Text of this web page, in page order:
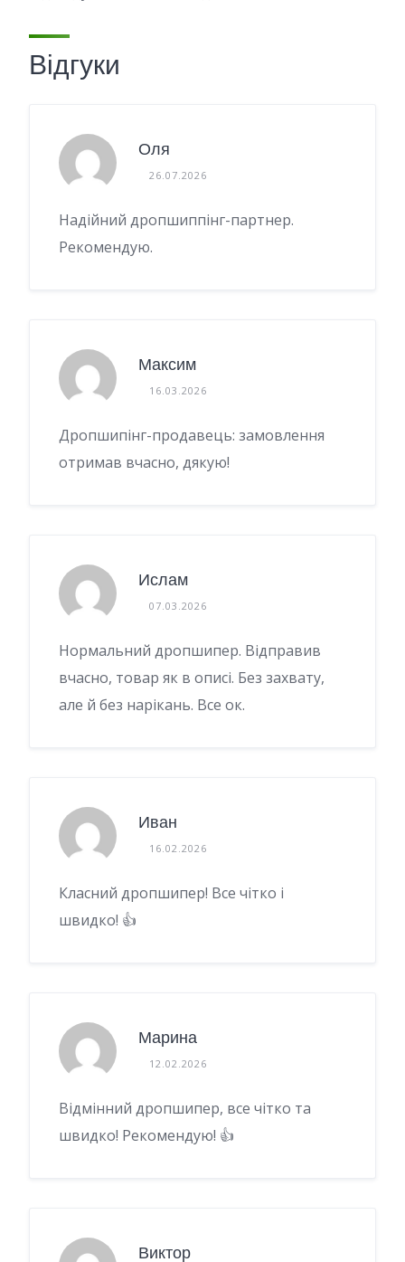
Відгуки
Оля
26.07.2026
Надійний дропшиппінг-партнер.
Рекомендую.
Максим
16.03.2026
Дропшипінг-продавець: замовлення
отримав вчасно, дякую!
Ислам
07.03.2026
Нормальний дропшипер. Відправив
вчасно, товар як в описі. Без захвату,
але й без нарікань. Все ок.
Иван
16.02.2026
Класний дропшипер! Все чітко і
швидко! 👍
Марина
12.02.2026
Відмінний дропшипер, все чітко та
швидко! Рекомендую! 👍
Виктор